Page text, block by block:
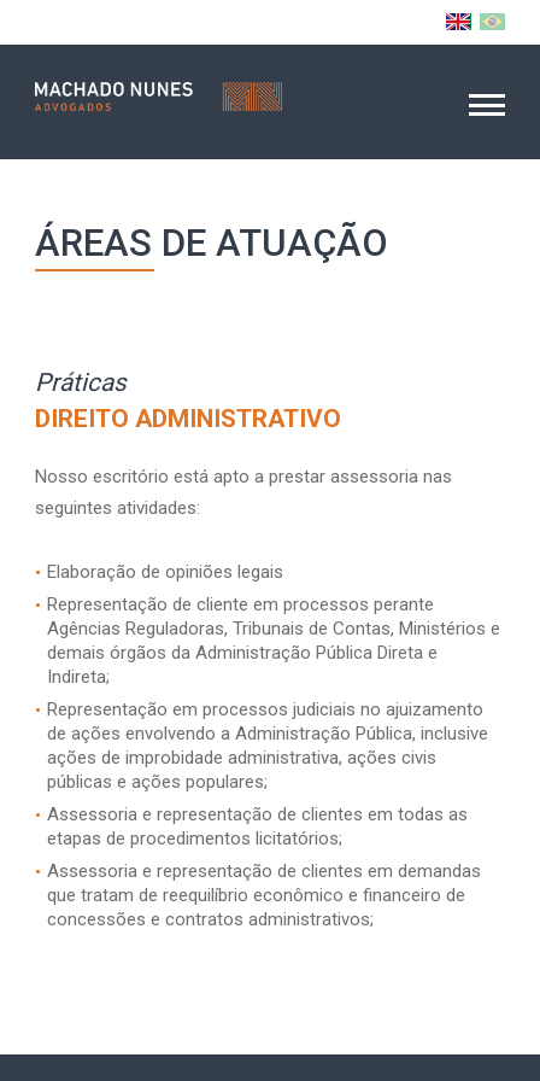
ÁREAS DE ATUAÇÃO
Práticas
DIREITO ADMINISTRATIVO
Nosso escritório está apto a prestar assessoria nas
seguintes atividades:
Elaboração de opiniões legais
Representação de cliente em processos perante
Agências Reguladoras, Tribunais de Contas, Ministérios e
demais órgãos da Administração Pública Direta e
Indireta;
Representação em processos judiciais no ajuizamento
de ações envolvendo a Administração Pública, inclusive
ações de improbidade administrativa, ações civis
públicas e ações populares;
Assessoria e representação de clientes em todas as
etapas de procedimentos licitatórios;
Assessoria e representação de clientes em demandas
que tratam de reequilíbrio econômico e financeiro de
concessões e contratos administrativos;